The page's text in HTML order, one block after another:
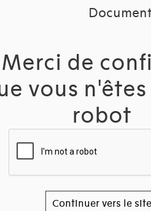
Merci de
vous n'êtes
robot
Continuer vers le site